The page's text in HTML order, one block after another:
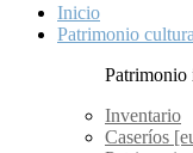
Inicio
Patrimonio
Patrimonio
Inventario
Caseríos